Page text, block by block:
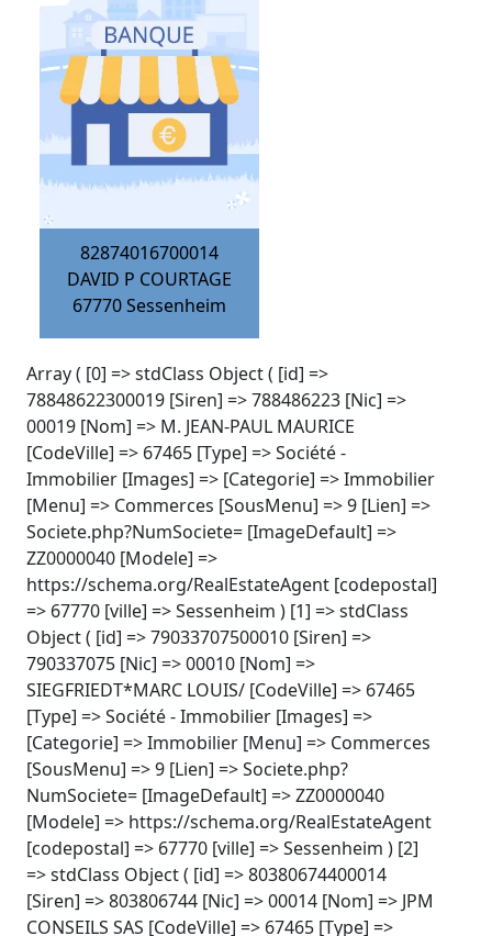
82874016700014
DAVID P COURTAGE
67770Sessenheim
Array ( [0] => stdClass Object ( [id] =>
78848622300019 [Siren] => 788486223 [Nic] =>
00019 [Nom] => M. JEAN-PAUL MAURICE
[CodeVille] => 67465 [Type] => Société -
Immobilier [Images] => [Categorie] => Immobilier
[Menu] => Commerces [SousMenu] => 9 [Lien] =>
Societe.php?NumSociete= [ImageDefault] =>
ZZ0000040 [Modele] =>
https://schema.org/RealEstateAgent [codepostal]
=> 67770 [ville] => Sessenheim ) [1] => stdClass
Object ( [id] => 79033707500010 [Siren] =>
790337075 [Nic] => 00010 [Nom] =>
SIEGFRIEDT*MARC LOUIS/ [CodeVille] => 67465
[Type] => Société - Immobilier [Images] =>
[Categorie] => Immobilier [Menu] => Commerces
[SousMenu] => 9 [Lien] => Societe.php?
NumSociete= [ImageDefault] => ZZ0000040
[Modele] => https://schema.org/RealEstateAgent
[codepostal] => 67770 [ville] => Sessenheim ) [2]
=> stdClass Object ( [id] => 80380674400014
[Siren] => 803806744 [Nic] => 00014 [Nom] => JPM
CONSEILS SAS [CodeVille] => 67465 [Type] =>